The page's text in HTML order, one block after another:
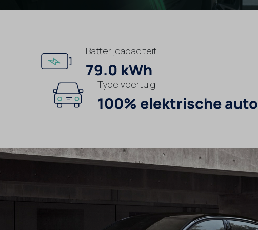
Batterijcapaciteit
79.0 kWh
Type voertuig
100% elektrische auto